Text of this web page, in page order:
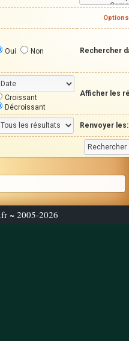
Oui Non Rechercher
Croissant
Décroissant
Afficher les
Renvoyer les:
~ 2005-2026